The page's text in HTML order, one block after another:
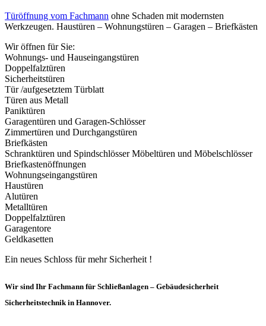
Türöffnung vom Fachmann ohne Schaden mit modernsten
Werkzeugen. Haustüren – Wohnungstüren – Garagen – Briefkästen
Wir öffnen für Sie:
Wohnungs- und Hauseingangstüren
Doppelfalztüren
Sicherheitstüren
Tür /aufgesetztem Türblatt
Türen aus Metall
Paniktüren
Garagentüren und Garagen-Schlösser
Zimmertüren und Durchgangstüren
Briefkästen
Schranktüren und Spindschlösser Möbeltüren und Möbelschlösser
Briefkastenöffnungen
Wohnungseingangstüren
Haustüren
Alutüren
Metalltüren
Doppelfalztüren
Garagentore
Geldkasetten
Ein neues Schloss für mehr Sicherheit !
Wir sind Ihr Fachmann für Schließanlagen – Gebäudesicherheit
Sicherheitstechnik in Hannover.